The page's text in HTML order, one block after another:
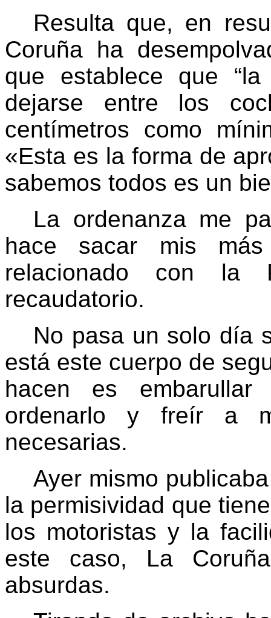
Resulta que, en
Coruña ha
que establece que
dejarse entre los
centímetros como
«Esta es la forma de
sabemos todos es un
La ordenanza me
hace sacar mis
relacionado con la
recaudatorio.
No pasa un solo día
está este cuerpo de
hacen es
ordenarlo y freír a
necesarias.
Ayer mismo
la permisividad que
los motoristas y la
este caso, La Coruña
absurdas.